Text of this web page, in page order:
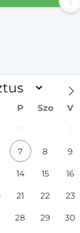
P Szo V
7 8 9
14 15 16
21 22 23
28 29 30